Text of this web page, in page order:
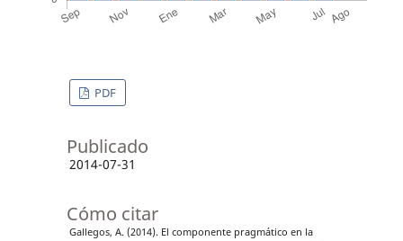
PDF
Publicado
2014-07-31
Cómo citar
Gallegos, A. (2014). El componente pragmático en la